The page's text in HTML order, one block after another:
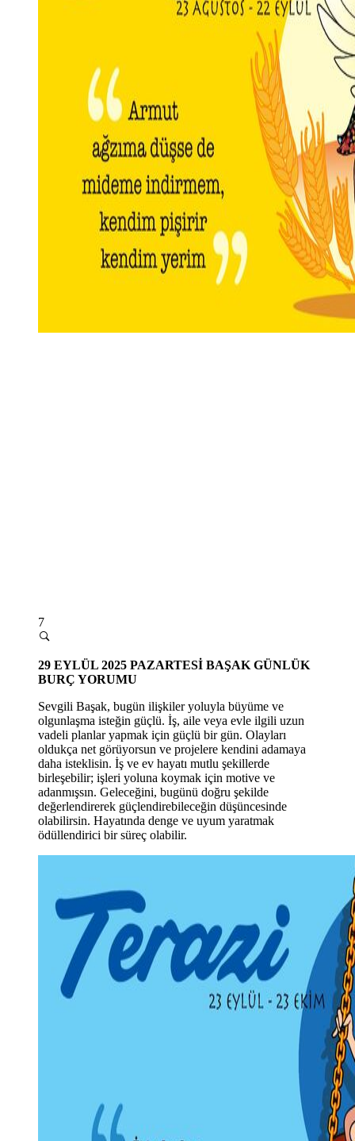
7
29 EYLÜL 2025 PAZARTESİ BAŞAK GÜNLÜK
BURÇ YORUMU
Sevgili Başak, bugün ilişkiler yoluyla büyüme ve
olgunlaşma isteğin güçlü. İş, aile veya evle ilgili uzun
vadeli planlar yapmak için güçlü bir gün. Olayları
oldukça net görüyorsun ve projelere kendini adamaya
daha isteklisin. İş ve ev hayatı mutlu şekillerde
birleşebilir; işleri yoluna koymak için motive ve
adanmışsın. Geleceğini, bugünü doğru şekilde
değerlendirerek güçlendirebileceğin düşüncesinde
olabilirsin. Hayatında denge ve uyum yaratmak
ödüllendirici bir süreç olabilir.